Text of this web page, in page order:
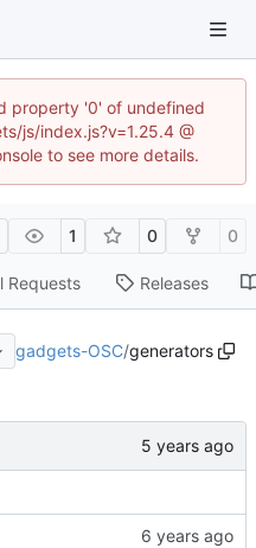
property '0' of undefined
js/index.js?v=1.25.4 @
to see more details.
1 0 0
Requests Releases
gadgets-OSC/generators